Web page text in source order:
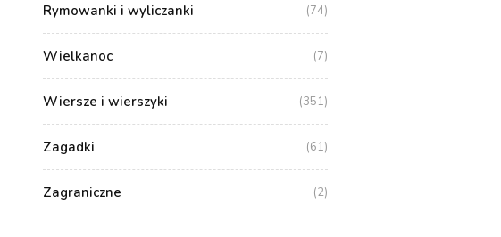
Rymowanki i wyliczanki (74)
Wielkanoc (7)
Wiersze i wierszyki (351)
Zagadki (61)
Zagraniczne (2)